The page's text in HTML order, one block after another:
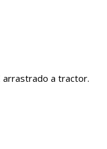
arrastrado a tractor.